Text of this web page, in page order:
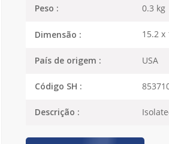
Peso : 0.3 kg
Dimensão : 15.2 x
País de origem : USA
Código SH :
Descrição :